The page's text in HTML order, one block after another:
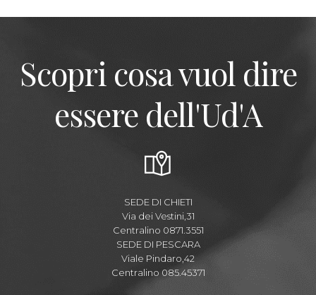
Scopri cosa vuol dire
essere dell'Ud'A
SEDE DI CHIETI
Via dei Vestini,31
Centralino 0871.3551
SEDE DI PESCARA
Viale Pindaro,42
Centralino 085.45371